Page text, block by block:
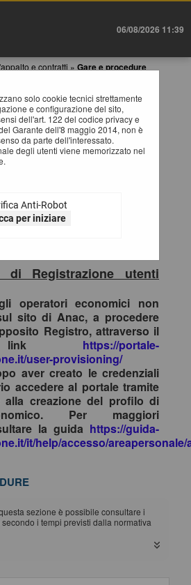
06/08/2026 11:39
e contratti » Gare e procedure
solo cookie tecnici strettamente
e configurazione del sito,
dell'art. 122 del codice privacy e
Garante dell'8 maggio 2014, non è
da parte dell'interessato.
degli utenti viene memorizzato nel
Anti-Robot
per iniziare
Gare con SPID/CIE:
normative vigenti AgID,
gare è consentito
i sistemi di identità
gli OO.EE. registrati al
il primo accesso con
la richiesta di collegamento
tramite la funzione
ECONOMICI
di Registrazione utenti
operatori economici non
sito di Anac, a procedere
Registro, attraverso il
link https://portale-
user-provisioning/
aver creato le credenziali
accedere al portale tramite
alla creazione del profilo di
Per maggiori
la guida https://guida-
it/help/accesso/areapersonale/
sezione è possibile consultare i
i tempi previsti dalla normativa